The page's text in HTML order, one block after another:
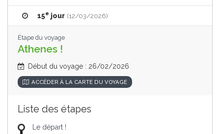
15e jour (12/03/2026)
Étape du voyage
Athenes !
Début du voyage : 26/02/2026
ACCÉDER À LA CARTE DU VOYAGE
Liste des étapes
Le départ !